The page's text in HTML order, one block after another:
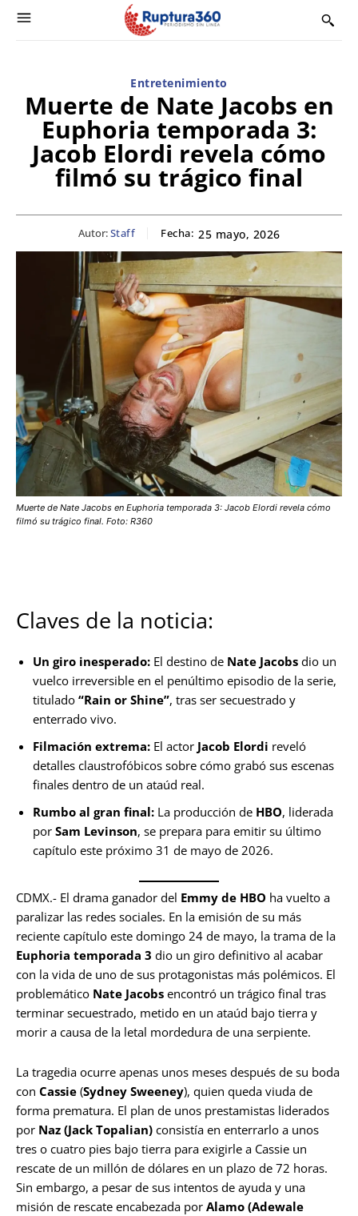
Entretenimiento
Muerte de Nate Jacobs en
Euphoria temporada 3:
Jacob Elordi revela cómo
filmó su trágico final
Autor:Staff Fecha: 25 mayo, 2026
Muerte de Nate Jacobs en Euphoria temporada 3: Jacob Elordi revela cómo
filmó su trágico final. Foto: R360
Claves de la noticia:
Un giro inesperado: El destino de Nate Jacobs dio un
vuelco irreversible en el penúltimo episodio de la serie,
titulado “Rain or Shine”, tras ser secuestrado y
enterrado vivo.
Filmación extrema: El actor Jacob Elordi reveló
detalles claustrofóbicos sobre cómo grabó sus escenas
finales dentro de un ataúd real.
Rumbo al gran final: La producción de HBO, liderada
por Sam Levinson, se prepara para emitir su último
capítulo este próximo 31 de mayo de 2026.
CDMX.- El drama ganador del Emmy de HBO ha vuelto a
paralizar las redes sociales. En la emisión de su más
reciente capítulo este domingo 24 de mayo, la trama de la
Euphoria temporada 3 dio un giro definitivo al acabar
con la vida de uno de sus protagonistas más polémicos. El
problemático Nate Jacobs encontró un trágico final tras
terminar secuestrado, metido en un ataúd bajo tierra y
morir a causa de la letal mordedura de una serpiente.
La tragedia ocurre apenas unos meses después de su boda
con Cassie (Sydney Sweeney), quien queda viuda de
forma prematura. El plan de unos prestamistas liderados
por Naz (Jack Topalian) consistía en enterrarlo a unos
tres o cuatro pies bajo tierra para exigirle a Cassie un
rescate de un millón de dólares en un plazo de 72 horas.
Sin embargo, a pesar de sus intentos de ayuda y una
misión de rescate encabezada por Alamo (Adewale